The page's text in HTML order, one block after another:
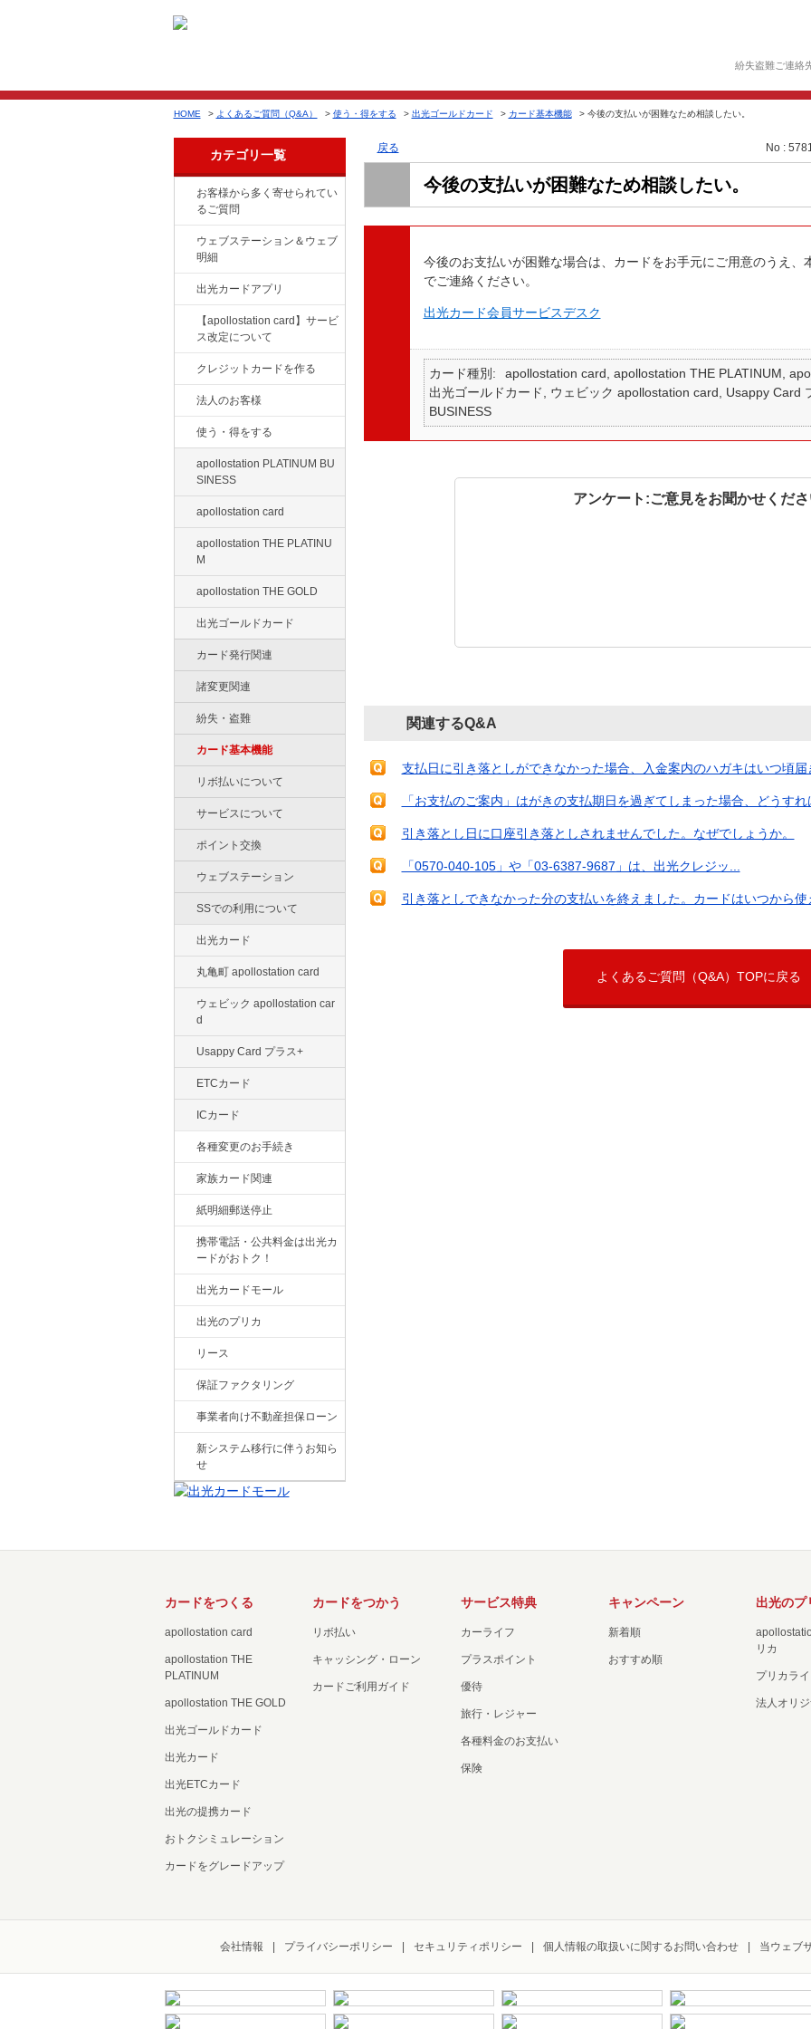
紛失盗難ご連絡
HOME > よくあるご質問（Q&A） > 使う・得をする > 出光ゴールドカード > カード基本機能 > 今後の支払いが困難なため相談したい。
カテゴリ一覧
お客様から多く寄せられてい
るご質問
ウェブステーション＆ウェブ
明細
出光カードアプリ
【apollostation card】サービ
ス改定について
クレジットカードを作る
法人のお客様
使う・得をする
apollostation PLATINUM BU
SINESS
apollostation card
apollostation THE PLATINU
M
apollostation THE GOLD
出光ゴールドカード
カード発行関連
諸変更関連
紛失・盗難
カード基本機能
リボ払いについて
サービスについて
ポイント交換
ウェブステーション
SSでの利用について
出光カード
丸亀町 apollostation card
ウェビック apollostation car
d
Usappy Card プラス+
ETCカード
ICカード
各種変更のお手続き
家族カード関連
紙明細郵送停止
携帯電話・公共料金は出光カ
ードがおトク！
出光カードモール
出光のプリカ
リース
保証ファクタリング
事業者向け不動産担保ローン
新システム移行に伴うお知ら
せ
戻る No :
今後の支払いが困難なため相談したい。
今後のお支払いが困難な場合は、カードをお手元にご用意のうえ、
でご連絡ください。
出光カード会員サービスデスク
カード種別
apollostation card, apollostation THE PLATINUM,
出光ゴールドカード, ウェビック apollostation card, Usappy Card
BUSINESS
アンケート:ご意見をお聞かせくだ
関連するQ&A
支払日に引き落としができなかった場合、入金案内のハガキはいつ頃届
「お支払のご案内」はがきの支払期日を過ぎてしまった場合、どうすれ
引き落とし日に口座引き落としされませんでした。なぜでしょうか。
「0570-040-105」や「03-6387-9687」は、出光クレジッ...
引き落としできなかった分の支払いを終えました。カードはいつから使
よくあるご質問（Q&A）TOPに戻る
カードをつくる
apollostation card
apollostation THE
PLATINUM
apollostation THE GOLD
出光ゴールドカード
出光カード
出光ETCカード
出光の提携カード
おトクシミュレーション
カードをグレードアップ
カードをつかう
リボ払い
キャッシング・ローン
カードご利用ガイド
サービス特典
カーライフ
プラスポイント
優待
旅行・レジャー
各種料金のお支払い
保険
キャンペーン
新着順
おすすめ順
出光のプ
リカ
プリカラ
法人オリ
会社情報 プライバシーポリシー セキュリティポリシー 個人情報の取扱いに関するお問い合わせ 当ウェブ